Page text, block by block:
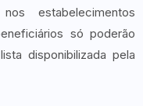
estabelecimentos
só poderão
disponibilizada pela